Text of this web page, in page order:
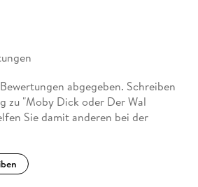
abgegeben. Schreiben
zu "Moby Dick oder Der Wal
Sie damit anderen bei der